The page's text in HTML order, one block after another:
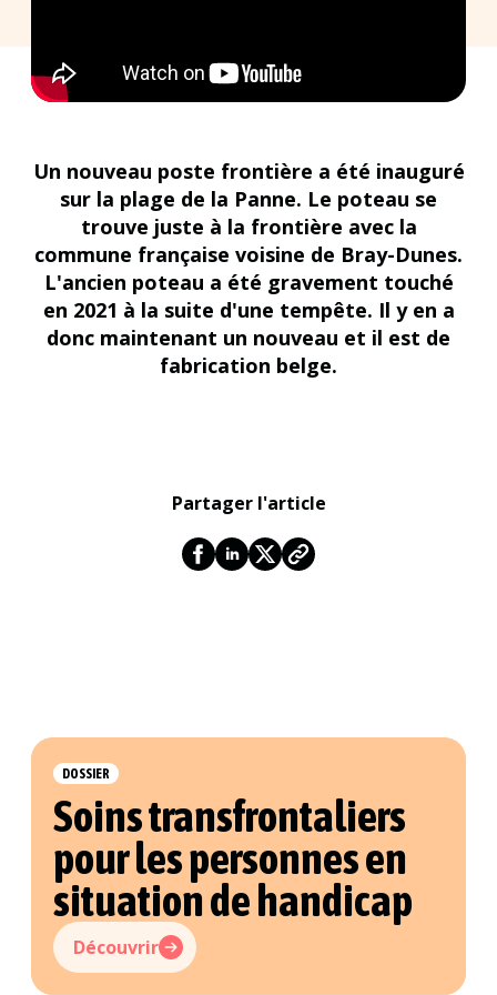
Un nouveau poste frontière a été inauguré
sur la plage de la Panne. Le poteau se
trouve juste à la frontière avec la
commune française voisine de Bray-Dunes.
L'ancien poteau a été gravement touché
en 2021 à la suite d'une tempête. Il y en a
donc maintenant un nouveau et il est de
fabrication belge.
Partager l'article
DOSSIER
Soins transfrontaliers
pour les personnes en
situation de handicap
Découvrir